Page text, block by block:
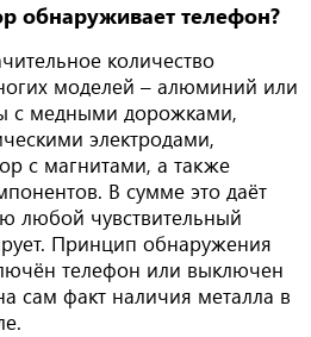
обнаруживает телефон?
количество
моделей – алюминий или
с медными дорожками,
электродами,
с магнитами, а также
В сумме это даёт
любой чувствительный
Принцип обнаружения
телефон или выключен
сам факт наличия металла в